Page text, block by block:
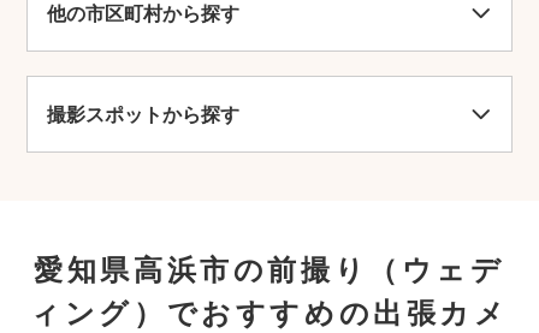
他の市区町村から探す
撮影スポットから探す
愛知県高浜市の前撮り（ウェデ
ィング）でおすすめの出張カメ